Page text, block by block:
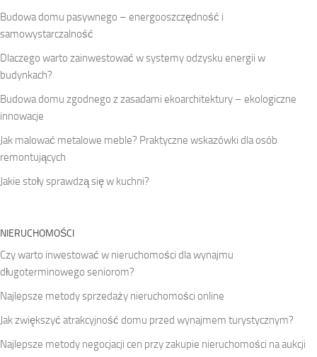
Budowa domu pasywnego – energooszczędność i
samowystarczalność
Dlaczego warto zainwestować w systemy odzysku energii w
budynkach?
Budowa domu zgodnego z zasadami ekoarchitektury – ekologiczne
innowacje
Jak malować metalowe meble? Praktyczne wskazówki dla osób
remontujących
Jakie stoły sprawdzą się w kuchni?
NIERUCHOMOŚCI
Czy warto inwestować w nieruchomości dla wynajmu
długoterminowego seniorom?
Najlepsze metody sprzedaży nieruchomości online
Jak zwiększyć atrakcyjność domu przed wynajmem turystycznym?
Najlepsze metody negocjacji cen przy zakupie nieruchomości na aukcji